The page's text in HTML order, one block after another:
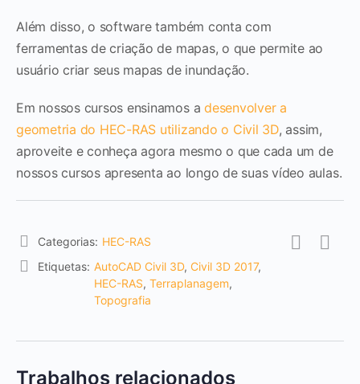
Além disso, o software também conta com
ferramentas de criação de mapas, o que permite ao
usuário criar seus mapas de inundação.
Em nossos cursos ensinamos adesenvolver a
geometria do HEC-RAS utilizando o Civil 3D, assim,
aproveite e conheça agora mesmo o que cada um de
nossos cursos apresenta ao longo de suas vídeo aulas.
Categorias: HEC-RAS
Etiquetas: AutoCAD Civil 3D, Civil 3D 2017,
HEC-RAS, Terraplanagem,
Topografia
Trabalhos relacionados